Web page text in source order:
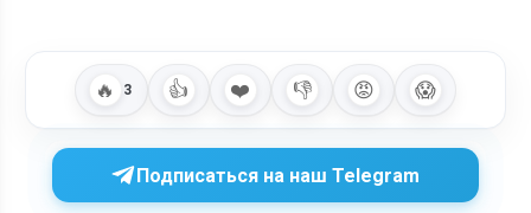
🔥 3 👍 ❤️ 👎 😡 😱
Подписаться на наш Telegram